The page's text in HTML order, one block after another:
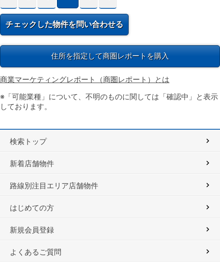
住所を指定して商圏レポートを購入
商業マーケティングレポート（商圏レポート）とは
※「可能業種」について、不明のものに関しては「確認中」と表示
しております。
検索トップ
新着店舗物件
路線別注目エリア店舗物件
はじめての方
新規会員登録
よくあるご質問